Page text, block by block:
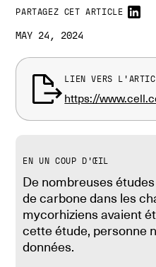
Nous suivons le flux de carbone
vivants à l'aide de sondes
nous aider à explorer le potentiel de
PARTAGEZ CET ARTICLE
MAY 24, 2024
LIEN VERS
EN UN COUP D'ŒIL
De nombreuses
de carbone dans les
mycorhiziens avaient
cette étude, personne
données.